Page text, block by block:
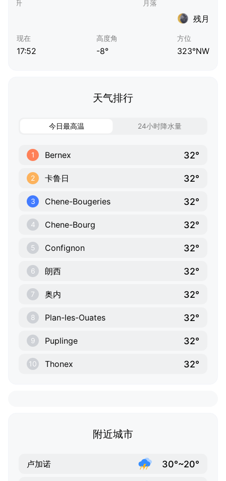
残月
现在
17:52
高度角
-8°
方位
323°NW
天气排行
今日最高温 24小时降水量
1 Bernex 32°
2 卡鲁日 32°
3 Chene-Bougeries 32°
4 Chene-Bourg 32°
5 Confignon 32°
6 朗西 32°
7 奥内 32°
8 Plan-les-Ouates 32°
9 Puplinge 32°
10 Thonex 32°
附近城市
卢加诺 30°~20°